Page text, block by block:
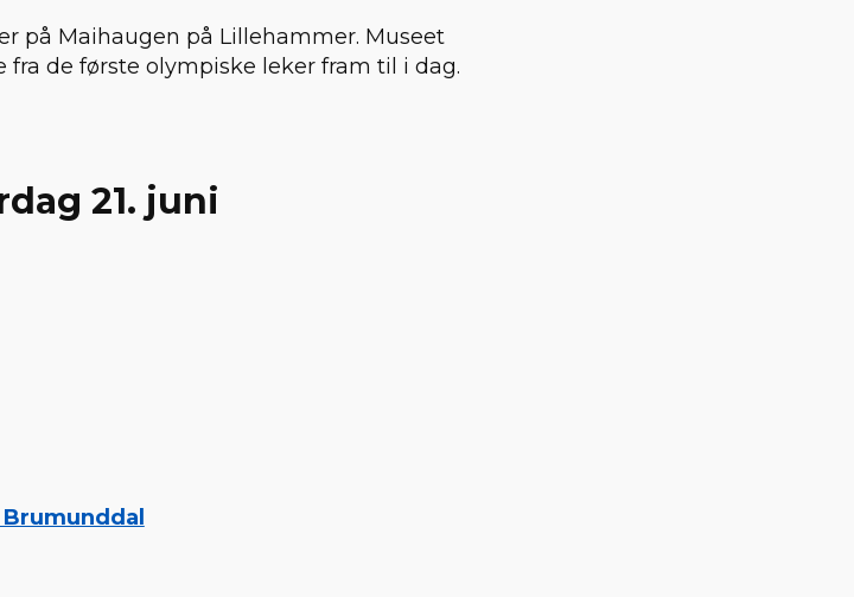
på Maihaugen på Lillehammer. Museet
de første olympiske leker fram til i dag.
21. juni